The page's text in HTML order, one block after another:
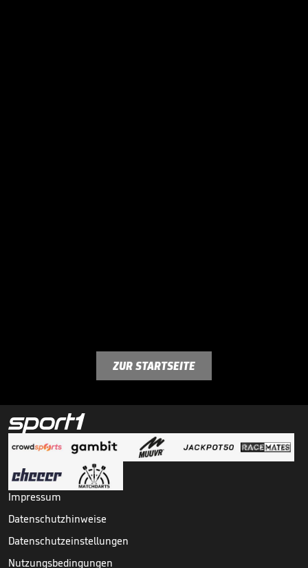
ZUR STARTSEITE
Impressum
Datenschutzhinweise
Datenschutzeinstellungen
Nutzungsbedingungen